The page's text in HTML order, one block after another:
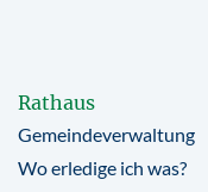
Rathaus
Gemeindeverwaltung
Wo erledige ich was?